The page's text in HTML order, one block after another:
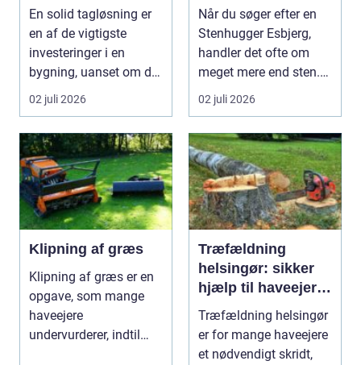
mange år
En solid tagløsning er
en af de vigtigste
investeringer i en
bygning, uanset om der
er tale om bolig...
02 juli 2026
personlige
løsninger
Når du søger efter en
Stenhugger Esbjerg,
handler det ofte om
meget mere end sten.
Det handler om at...
02 juli 2026
Klipning af græs
Klipning af græs er en
opgave, som mange
haveejere
undervurderer, indtil
Træfældning
helsingør: sikker
hjælp til haveejere
og virksomheder
Træfældning helsingør
er for mange haveejere
et nødvendigt skridt,